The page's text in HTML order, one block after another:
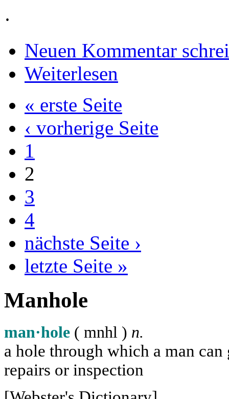
·
Neuen Kommentar
Weiterlesen
« erste Seite
‹ vorherige Seite
1
2
3
4
nächste Seite ›
letzte Seite »
Manhole
man·hole ( mnhl ) n.
a hole through which a man
repairs or inspection